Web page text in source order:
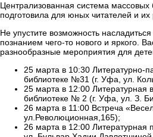
Централизованная система
подготовила для юных читателей и
Не упустите возможность
познанием чего-то нового и яркого.
разнообразные мероприятия для
25 марта в 10:30 Литературно-
библиотеке №31 (г. Уфа, ул.
25 марта в 12:00 Литературная
библиотеке № 2 (г. Уфа, ул. З.
26 марта в 11:00 Встреча
ул.Революционная,165);
26 марта в 12:00